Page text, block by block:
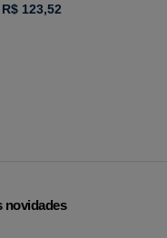
123,52
novidades